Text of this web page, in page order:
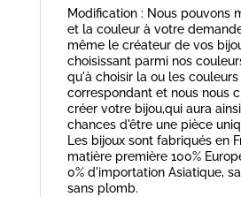
Modification : Nous pouvons
et la couleur à votre
même le créateur de vos
choisissant parmi nos
qu'à choisir la ou les couleurs
correspondant et nous nous
créer votre bijou,qui aura
chances d'être une pièce
Les bijoux sont fabriqués en
matière première 100%
0% d'importation Asiatique,
sans plomb.